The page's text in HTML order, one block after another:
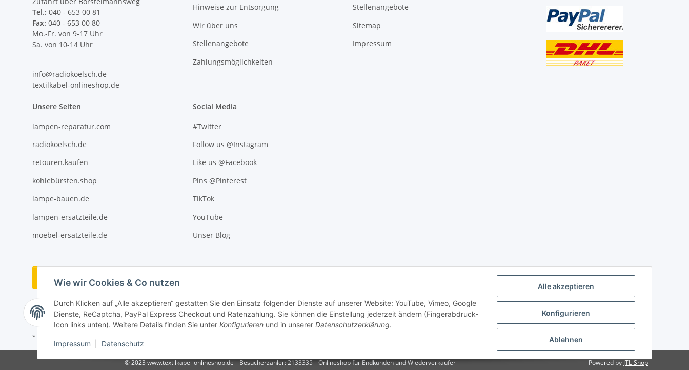
Alle akzeptieren
Konfigurieren
Ablehnen
Wie wir Cookies & Co nutzen
Durch Klicken auf „Alle akzeptieren“ gestatten Sie den Einsatz folgender Dienste auf unserer Website: YouTube, Vimeo, Google
Dienste, ReCaptcha, PayPal Express Checkout und Ratenzahlung. Sie können die Einstellung jederzeit ändern (Fingerabdruck-
Icon links unten). Weitere Details finden Sie unter Konfigurieren und in unserer Datenschutzerklärung.
Impressum Datenschutz
Tel.: 040 - 653 00 81
Fax: 040 - 653 00 80
Mo.-Fr. von 9-17 Uhr
Sa. von 10-14 Uhr
info@radiokoelsch.de
textilkabel-onlineshop.de
Hinweise zur Entsorgung
Wir über uns
Stellenangebote
Zahlungsmöglichkeiten
Stellenangebote
Sitemap
Impressum
Unsere Seiten
lampen-reparatur.com
radiokoelsch.de
retouren.kaufen
kohlebürsten.shop
lampe-bauen.de
lampen-ersatzteile.de
moebel-ersatzteile.de
Social Media
#Twitter
Follow us @Instagram
Like us @Facebook
Pins @Pinterest
TikTok
YouTube
Unser Blog
Vertrag widerrufen
* Alle Preise inkl. gesetzlicher USt., ** siehe Lieferbedingungen, zzgl.
© 2023 www.textilkabel-onlineshop.de Besucherzähler: 2133335 Onlineshop für Endkunden und Wiederverkäufer Powered by JTL-Shop